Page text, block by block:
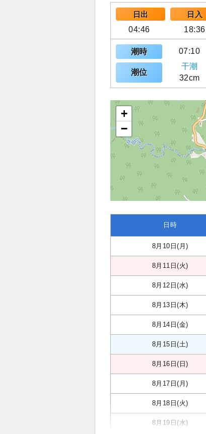
日出 日入
04:46
18:36
潮時 07:10
潮位
干潮
32cm
+
−
日時
8月10日(月)
8月11日(火)
8月12日(水)
8月13日(木)
8月14日(金)
8月15日(土)
8月16日(日)
8月17日(月)
8月18日(火)
8月19日(水)